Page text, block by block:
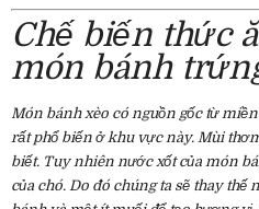
Chế biến thức
món bánh
Món bánh xèo có nguồn gốc từ
rất phổ biến ở khu vực này. Mùi
biết. Tuy nhiên nước xốt của món
của chó. Do đó chúng ta sẽ thay